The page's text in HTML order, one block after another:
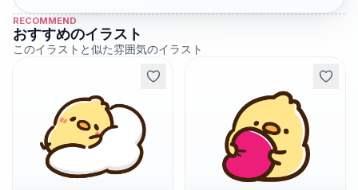
RECOMMEND
おすすめのイラスト
このイラストと似た雰囲気のイラスト